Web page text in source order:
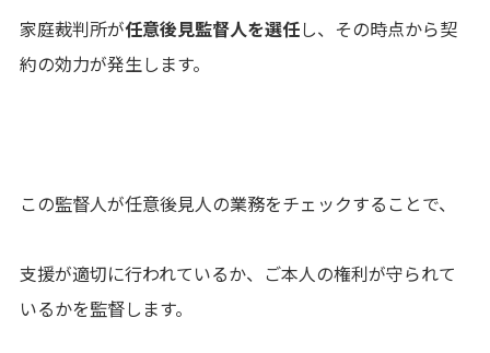
家庭裁判所が任意後見監督人を選任し、その時点から契
約の効力が発生します。
この監督人が任意後見人の業務をチェックすることで、
支援が適切に行われているか、ご本人の権利が守られて
いるかを監督します。